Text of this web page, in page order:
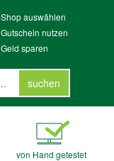
Shop auswählen
Gutschein nutzen
Geld sparen
suchen
von Hand getestet